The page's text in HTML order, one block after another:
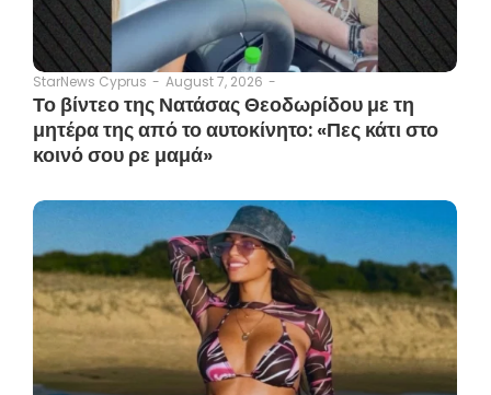
StarNews Cyprus - August 7, 2026 -
Το βίντεο της Νατάσας Θεοδωρίδου με τη
μητέρα της από το αυτοκίνητο: «Πες κάτι στο
κοινό σου ρε μαμά»